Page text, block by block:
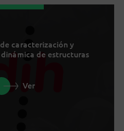
caracterización y
de estructuras
Ver